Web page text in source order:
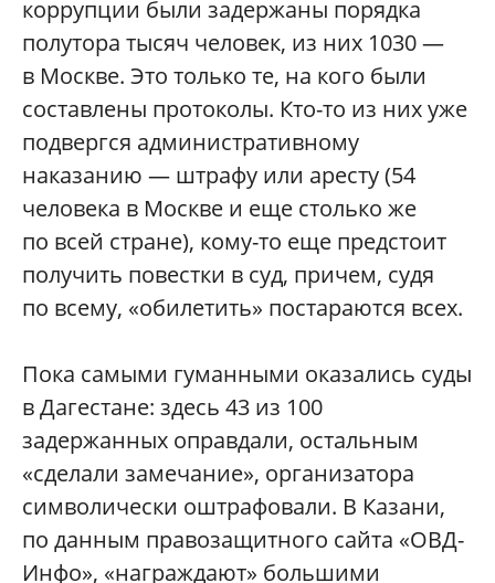
коррупции были задержаны порядка
полутора тысяч человек, из них 1030 —
в Москве. Это только те, на кого были
составлены протоколы. Кто-то из них уже
подвергся административному
наказанию — штрафу или аресту (54
человека в Москве и еще столько же
по всей стране), кому-то еще предстоит
получить повестки в суд, причем, судя
по всему, «обилетить» постараются всех.
Пока самыми гуманными оказались суды
в Дагестане: здесь 43 из 100
задержанных оправдали, остальным
«сделали замечание», организатора
символически оштрафовали. В Казани,
по данным правозащитного сайта «ОВД-
Инфо», «награждают» большими